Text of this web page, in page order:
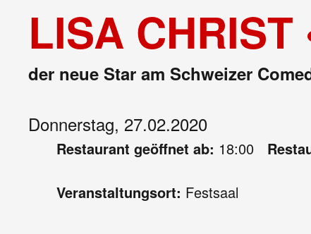
LISA CHRIST
der neue Star am Schweizer
Donnerstag, 27.02.2020
Restaurant geöffnet ab: 18:00
Veranstaltungsort: Festsaal